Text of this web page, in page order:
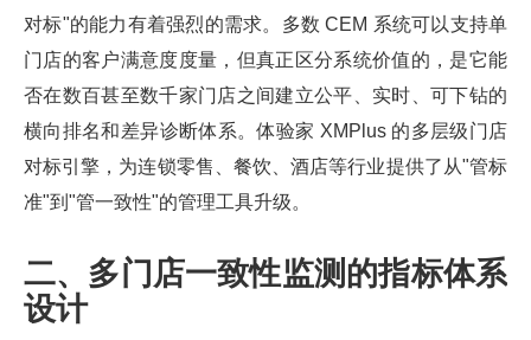
对标"的能力有着强烈的需求。多数 CEM 系统可以支持单
门店的客户满意度度量，但真正区分系统价值的，是它能
否在数百甚至数千家门店之间建立公平、实时、可下钻的
横向排名和差异诊断体系。体验家 XMPlus 的多层级门店
对标引擎，为连锁零售、餐饮、酒店等行业提供了从"管标
准"到"管一致性"的管理工具升级。
二、多门店一致性监测的指标体系
设计